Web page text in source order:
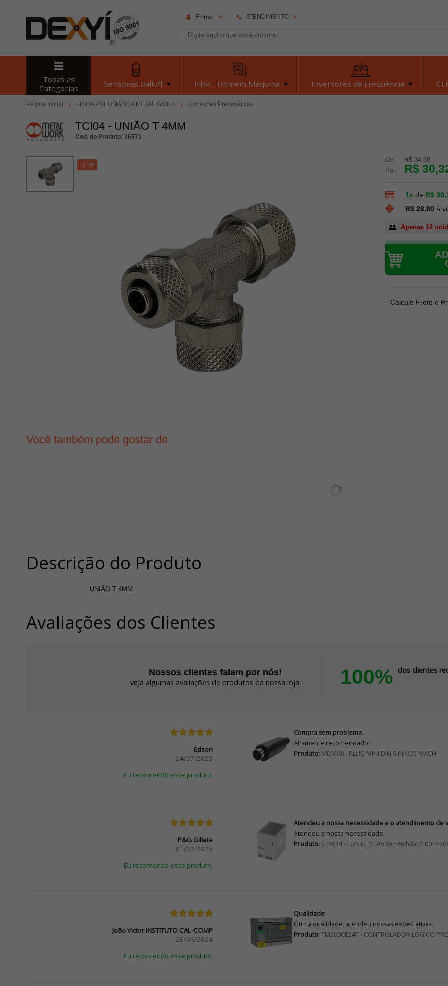
Entrar ATENDIMENTO
dexyiloja@dexyi.com.br
Todas as
Categorias
Sensores Balluff IHM - Homem Máquina Inversores de Frequência
Página Inicial LINHA PNEUMÁTICA METAL WORK Conexões Pneumáticas
TCI04 - UNIÃO T 4MM
Cod. do Produto: 36571
-11%
De:
R$ 34,38
Por:
R$
1x de R$
R$ 28,80à
Apenas 12
Calcule Frete e
Você também pode gostar de
Descrição do Produto
UNIÃO T 4MM
Avaliações dos Clientes
Nossos clientes falam por nós!
veja algumas avaliações de produtos da nossa loja. 100% dos clientes
Edson
24/07/2025
Eu recomendo esse produto.
Compra sem problema.
Altamente recomendado!
Produto:MDM08 - PLUG MINI DIN 8 PINOS MACH
P&G Gillete
01/07/2025
Eu recomendo esse produto.
Atendeu a nossa necessidade e o atendimento de
Atendeu a nossa necessidade
Produto:272924 - FONTE CHAV 85~264VAC/
João Victor INSTITUTO CAL-COMP
26/06/2024
Eu recomendo esse produto.
Qualidade
Ótima qualidade, atendeu nossas expectativas.
Produto:TM200CE24T - CONTROLADOR LÓGICO